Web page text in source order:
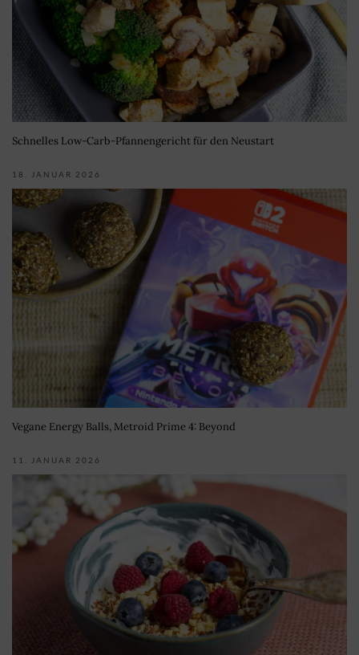
Schnelles Low-Carb-Pfannengericht für den Neustart
18. JANUAR 2026
Vegane Energy Balls, Metroid Prime 4: Beyond
11. JANUAR 2026